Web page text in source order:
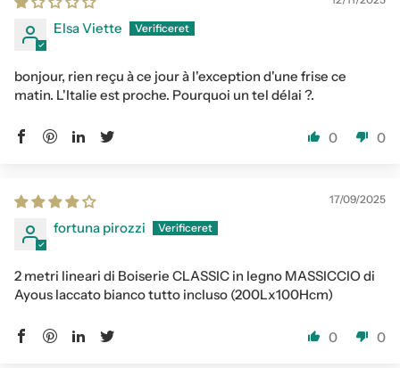
Elsa Viette
bonjour, rien reçu à ce jour à l'exception d'une frise ce
matin. L'Italie est proche. Pourquoi un tel délai ?.
0 0
17/09/2025
fortuna pirozzi
2 metri lineari di Boiserie CLASSIC in legno MASSICCIO di
Ayous laccato bianco tutto incluso (200Lx100Hcm)
0 0